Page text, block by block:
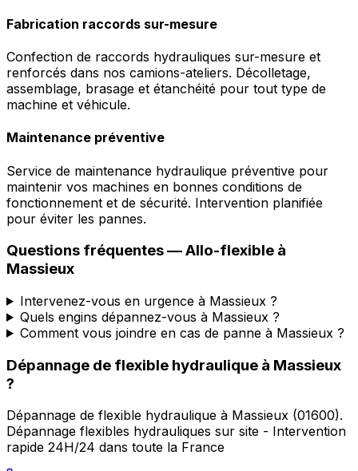
Fabrication raccords sur-mesure
Confection de raccords hydrauliques sur-mesure et
renforcés dans nos camions-ateliers. Décolletage,
assemblage, brasage et étanchéité pour tout type de
machine et véhicule.
Maintenance préventive
Service de maintenance hydraulique préventive pour
maintenir vos machines en bonnes conditions de
fonctionnement et de sécurité. Intervention planifiée
pour éviter les pannes.
Questions fréquentes —Allo-flexible à
Massieux
Intervenez-vous en urgence à Massieux ?
Quels engins dépannez-vous à Massieux ?
Comment vous joindre en cas de panne à Massieux ?
Dépannage de flexible hydraulique à Massieux
?
Dépannage de flexible hydraulique à Massieux (01600).
Dépannage flexibles hydrauliques sur site - Intervention
rapide 24H/24 dans toute la France